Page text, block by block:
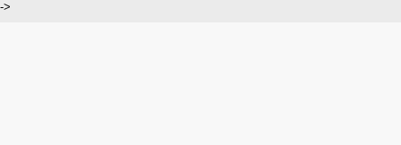
->